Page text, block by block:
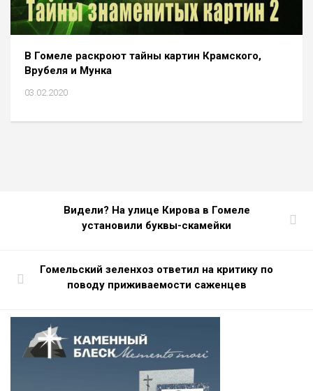
В Гомеле раскроют тайны картин Крамского,
Врубеля и Мунка
03.02.2020
Видели? На улице Кирова в Гомеле
установили буквы-скамейки
Гомельский зеленхоз ответил на критику по
поводу приживаемости саженцев